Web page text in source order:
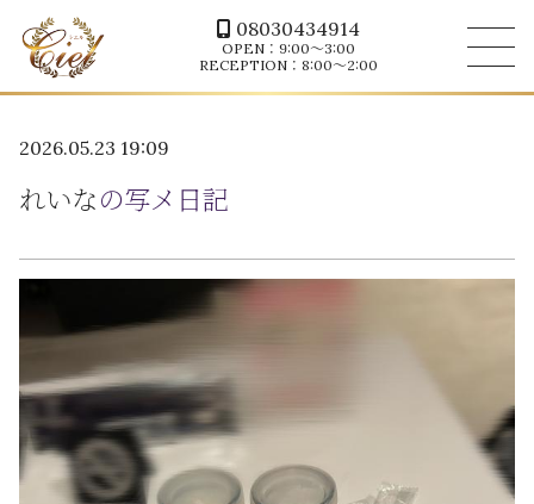
08030434914
OPEN：9:00～3:00
RECEPTION：8:00～2:00
2026.05.23 19:09
れいなの写メ日記